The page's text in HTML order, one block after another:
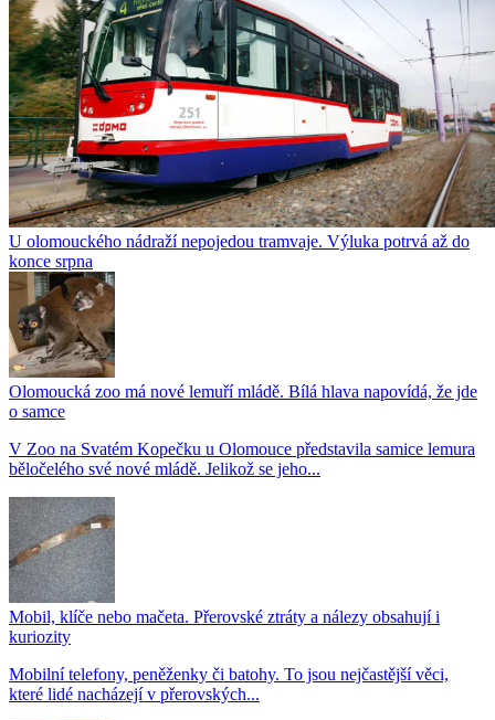
U olomouckého nádraží nepojedou tramvaje. Výluka potrvá až do
konce srpna
Olomoucká zoo má nové lemuří mládě. Bílá hlava napovídá, že jde
o samce
V Zoo na Svatém Kopečku u Olomouce představila samice lemura
běločelého své nové mládě. Jelikož se jeho...
Mobil, klíče nebo mačeta. Přerovské ztráty a nálezy obsahují i
kuriozity
Mobilní telefony, peněženky či batohy. To jsou nejčastější věci,
které lidé nacházejí v přerovských...